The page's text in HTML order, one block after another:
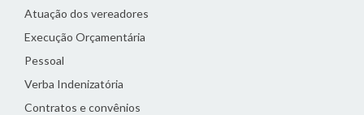
Atuação dos vereadores
Execução Orçamentária
Pessoal
Verba Indenizatória
Contratos e convênios